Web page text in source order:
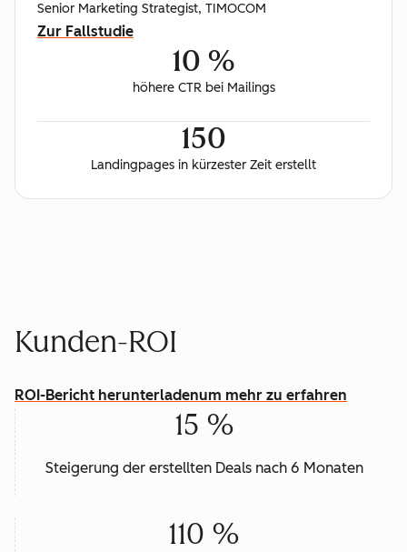
Senior Marketing Strategist, TIMOCOM
Zur Fallstudie
10 %
höhere CTR bei Mailings
150
Landingpages in kürzester Zeit erstellt
Kunden-ROI
ROI-Bericht herunterladenum mehr zu erfahren
15 %
Steigerung der erstellten Deals nach 6 Monaten
110 %